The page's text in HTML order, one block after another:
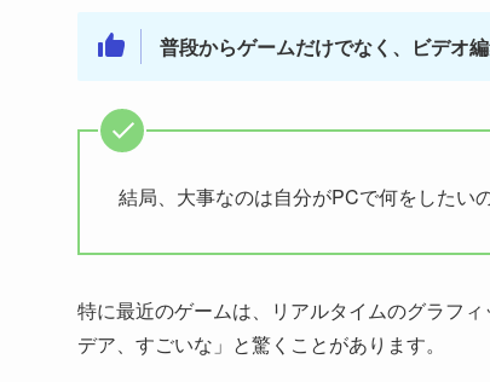
普段からゲームだけでなく、ビデオ
結局、大事なのは自分がPCで何をしたい
特に最近のゲームは、リアルタイムのグラフ
デア、すごいな」と驚くことがあります。